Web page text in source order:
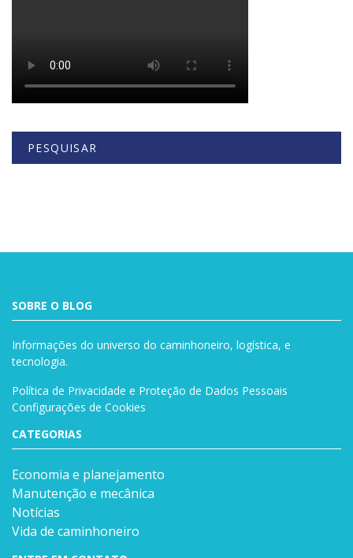
PESQUISAR
SOBRE O BLOG
Informações do universo do caminhoneiro, logística, e
tecnologia.
Política de Privacidade e Proteção de Dados Pessoais
Configurações de Cookies
CATEGORIAS
Economia e planejamento
Manutenção e mecânica
Notícias
Vida de caminhoneiro